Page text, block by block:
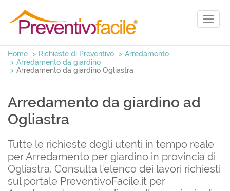
Home Richieste di Preventivo
Arredamento
Arredamento da giardino
Arredamento da giardino Ogliastra
Arredamento da giardino ad
Ogliastra
Tutte le richieste degli utenti in tempo reale
per Arredamento per giardino in provincia di
Ogliastra. Consulta l'elenco dei lavori richiesti
sul portale PreventivoFacile.it per